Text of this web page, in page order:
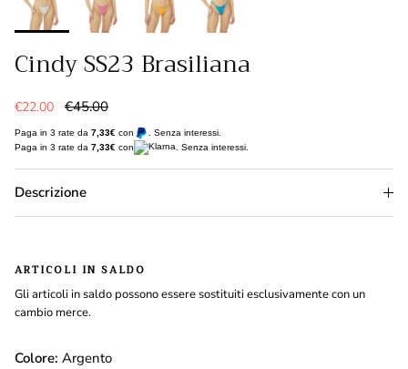
Cindy SS23 Brasiliana
Prezzo di vendita
€22.00 Prezzo normale
€45.00
Paga in 3 rate da 7,33€ con
. Senza interessi.
Paga in 3 rate da 7,33€ con . Senza interessi.
Descrizione
ARTICOLI IN SALDO
Gli articoli in saldo possono essere sostituiti esclusivamente con un
cambio merce.
Colore: Argento